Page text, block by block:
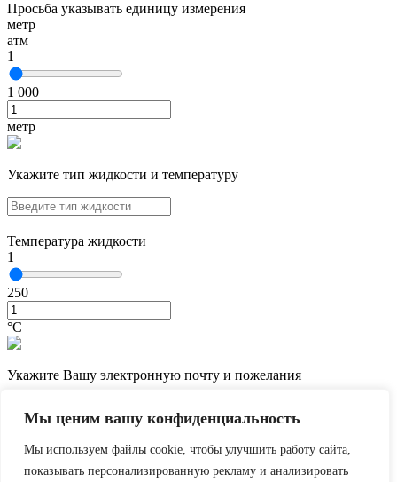
Мы ценим вашу конфиденциальность
Мы используем файлы cookie, чтобы улучшить работу сайта,
показывать персонализированную рекламу и анализировать
Просьба указывать единицу измерения
метр
атм
1
1 000
метр
Укажите тип жидкости и температуру
Температура жидкости
1
250
°С
Укажите Вашу электронную почту и пожелания